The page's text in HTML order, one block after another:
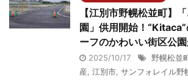
【江別市野幌松並町】
園」供用開始！
ーフのかわいい街区公
2025/10/17 野幌松並
産, 江別市, サンフォレイル野